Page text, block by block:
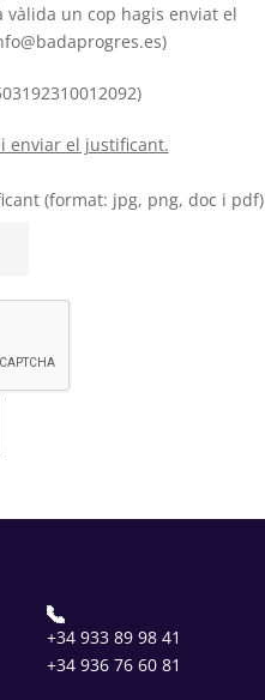
vàlida un cop hagis enviat el
i enviar el justificant.
(format: jpg, png, doc i pdf)
+34 933 89 98 41
+34 936 76 60 81